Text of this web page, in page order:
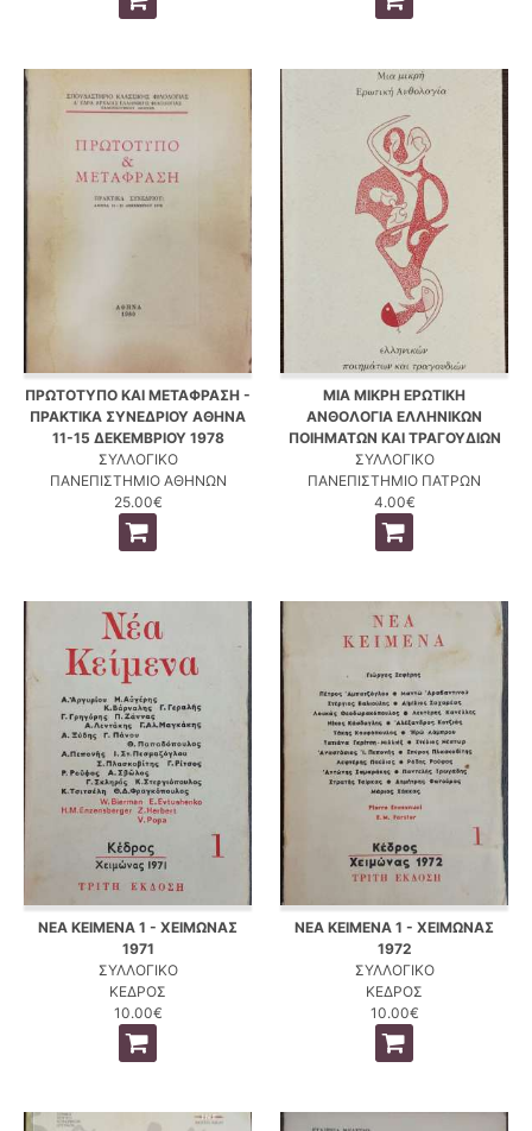
ΠΡΩΤΟΤΥΠΟ ΚΑΙ ΜΕΤΑΦΡΑΣΗ -
ΠΡΑΚΤΙΚΑ ΣΥΝΕΔΡΙΟΥ ΑΘΗΝΑ
11-15 ΔΕΚΕΜΒΡΙΟΥ 1978
ΣΥΛΛΟΓΙΚΟ
ΠΑΝΕΠΙΣΤΗΜΙΟ ΑΘΗΝΩΝ
25.00€
ΜΙΑ ΜΙΚΡΗ ΕΡΩΤΙΚΗ
ΑΝΘΟΛΟΓΙΑ ΕΛΛΗΝΙΚΩΝ
ΠΟΙΗΜΑΤΩΝ ΚΑΙ ΤΡΑΓΟΥΔΙΩΝ
ΣΥΛΛΟΓΙΚΟ
ΠΑΝΕΠΙΣΤΗΜΙΟ ΠΑΤΡΩΝ
4.00€
ΝΕΑ ΚΕΙΜΕΝΑ 1 - ΧΕΙΜΩΝΑΣ
1971
ΣΥΛΛΟΓΙΚΟ
ΚΕΔΡΟΣ
10.00€
ΝΕΑ ΚΕΙΜΕΝΑ 1 - ΧΕΙΜΩΝΑΣ
1972
ΣΥΛΛΟΓΙΚΟ
ΚΕΔΡΟΣ
10.00€